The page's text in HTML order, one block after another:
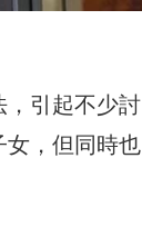
，引起不少討
女，但同時也